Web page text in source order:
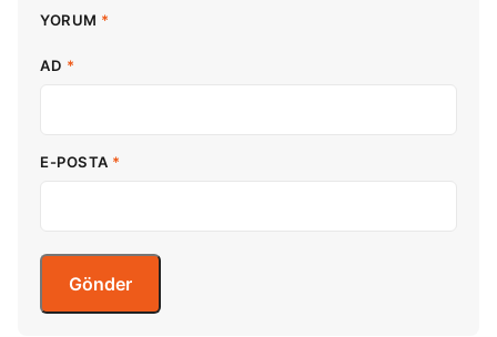
YORUM *
AD *
E-POSTA *